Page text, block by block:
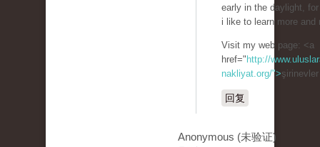
early in the daylight,
i like to learn more and
Visit my web page: <a
href=" http://
nakliyat.org/">
回复
Anonymous (未验证)